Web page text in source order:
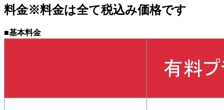
料金※料金は全て税込み価格です
■基本料金